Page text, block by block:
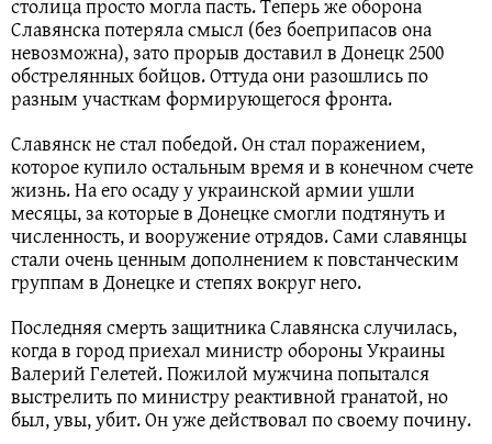
Славянска потеряла смысл (без боеприпасов она
невозможна), зато прорыв доставил в Донецк 2500
обстрелянных бойцов. Оттуда они разошлись по
разным участкам формирующегося фронта.
Славянск не стал победой. Он стал поражением,
которое купило остальным время и в конечном счете
жизнь. На его осаду у украинской армии ушли
месяцы, за которые в Донецке смогли подтянуть и
численность, и вооружение отрядов. Сами славянцы
стали очень ценным дополнением к повстанческим
группам в Донецке и степях вокруг него.
Последняя смерть защитника Славянска случилась,
когда в город приехал министр обороны Украины
Валерий Гелетей. Пожилой мужчина попытался
выстрелить по министру реактивной гранатой, но
был, увы, убит. Он уже действовал по своему почину.